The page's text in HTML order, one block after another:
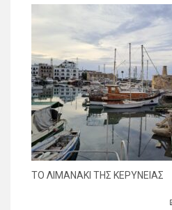
ΤΟ ΛΙΜΑΝΑΚΙ ΤΗΣ ΚΕΡΥΝΕΙΑΣ